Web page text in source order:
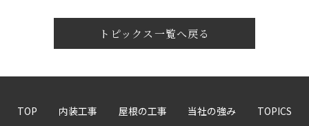
トピックス一覧へ戻る
TOP 内装工事 屋根の工事 当社の強み TOPICS